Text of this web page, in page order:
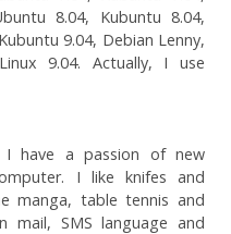
8.04, Kubuntu 8.04,
9.04, Debian Lenny,
9.04. Actually, I use
have a passion of new
I like knifes and
manga, table tennis and
mail, SMS language and